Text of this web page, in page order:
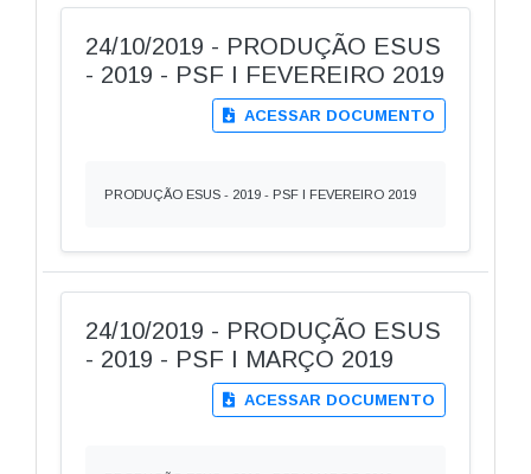
24/10/2019 - PRODUÇÃO ESUS
- 2019 - PSF I FEVEREIRO 2019
ACESSAR DOCUMENTO
PRODUÇÃO ESUS - 2019 - PSF I FEVEREIRO 2019
24/10/2019 - PRODUÇÃO ESUS
- 2019 - PSF I MARÇO 2019
ACESSAR DOCUMENTO